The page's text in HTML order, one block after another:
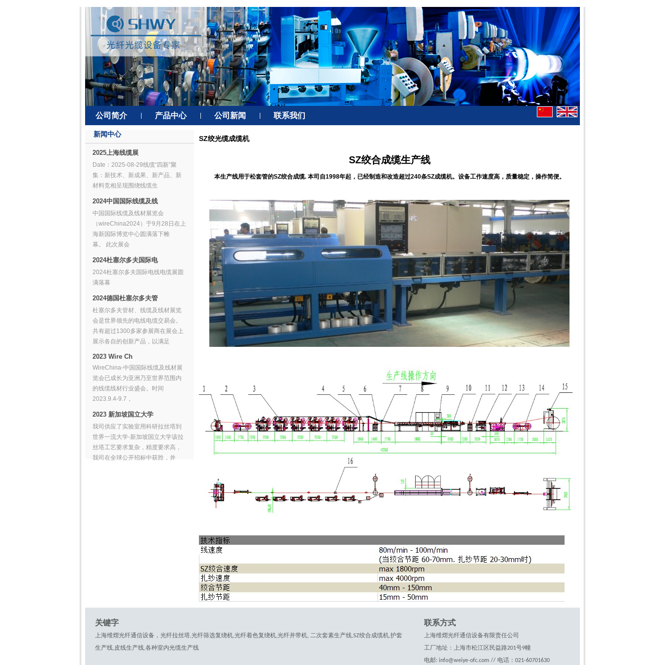
公司简介 产品中心 公司新闻 联系我们
新闻中心
2025上海线缆展
Date：2025-08-29线缆“四新”聚
集：新技术、新成果、新产品、新
材料竞相呈现围绕线缆生
2024中国国际线缆及线
中国国际线缆及线材展览会
（wireChina2024）于9月28日在上
海新国际博览中心圆满落下帷
幕。 此次展会
2024杜塞尔多夫国际电
2024杜塞尔多夫国际电线电缆展圆
满落幕
2024德国杜塞尔多夫管
杜塞尔多夫管材、线缆及线材展览
会是世界领先的电线电缆交易会。
共有超过1300多家参展商在展会上
展示各自的创新产品，以满足
2023 Wire Ch
WireChina-中国国际线缆及线材展
览会已成长为亚洲乃至世界范围内
的线缆线材行业盛会。时间
2023.9.4-9.7，
2023 新加坡国立大学
我司供应了实验室用科研拉丝塔到
世界一流大学-新加坡国立大学该拉
丝塔工艺要求复杂，精度要求高，
我司在全球公开招标中获胜，并
光纤光缆行业盛会，本
2019年第3届印度国际
11月6日-8日，2019年第3届印度国
SZ绞光缆成缆机
SZ绞合成缆生产线
本生产线用于松套管的SZ绞合成缆. 本司自1998年起，已经制造和改造超过240条SZ成缆机。设备工作速度高，质量稳定，操作简便。
关键字
上海维熠光纤通信设备，光纤拉丝塔,光纤筛选复绕机,光纤着色复绕机,光纤并带机, 二次套素生产线,SZ绞合成缆机,护套
生产线,皮线生产线,各种室内光缆生产线
联系方式
上海维熠光纤通信设备有限责任公司
工厂地址：上海市松江区民益路201号9幢
电邮: info@weiye-ofc.com // 电话：021-60701630